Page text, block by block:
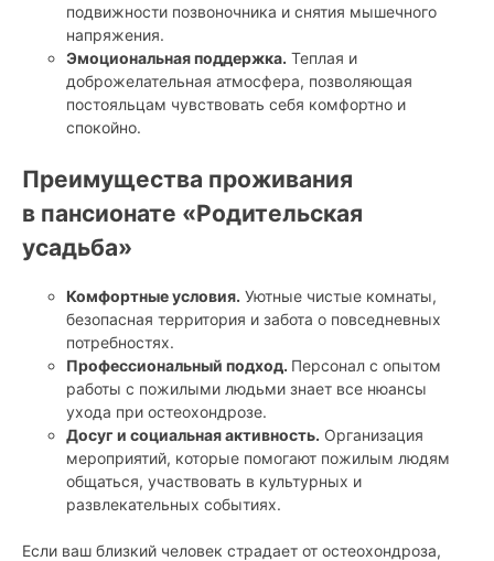
подвижности позвоночника и снятия мышечного
напряжения.
Эмоциональная поддержка. Теплая и
доброжелательная атмосфера, позволяющая
постояльцам чувствовать себя комфортно и
спокойно.
Преимущества проживания
в пансионате «Родительская
усадьба»
Комфортные условия. Уютные чистые комнаты,
безопасная территория и забота о повседневных
потребностях.
Профессиональный подход. Персонал с опытом
работы с пожилыми людьми знает все нюансы
ухода при остеохондрозе.
Досуг и социальная активность. Организация
мероприятий, которые помогают пожилым людям
общаться, участвовать в культурных и
развлекательных событиях.
Если ваш близкий человек страдает от остеохондроза,